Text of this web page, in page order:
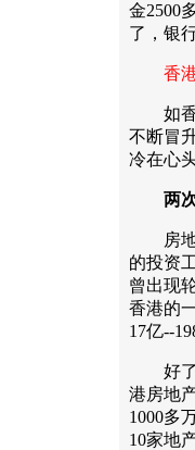
金2500
了，银
香
如香
不断冒
冷在心
两
房地
的投资
曾出现
香港的
17亿--
好了
港房地
1000多
10家地